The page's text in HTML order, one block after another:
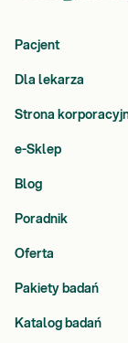
Pacjent
Dla lekarza
Strona
e-Sklep
Blog
Poradnik
Oferta
Pakiety badań
Katalog badań